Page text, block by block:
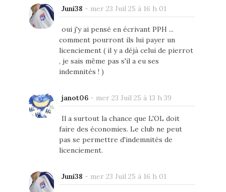
Juni38 - mer 23 Juil 25 à 16 h 01
oui j'y ai pensé en écrivant PPH ...
comment pourront ils lui payer un
licenciement ( il y a déjà celui de pierrot
, je sais même pas s'il a eu ses
indemnités ! )
janot06- mer 23 Juil 25 à 13 h 39
Il a surtout la chance que L'OL doit
faire des économies. Le club ne peut
pas se permettre d'indemnités de
licenciement.
Juni38 - mer 23 Juil 25 à 16 h 01